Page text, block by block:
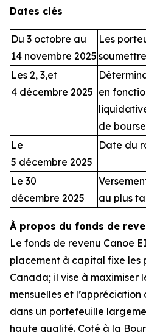
Dates clés
Du 3 octobre au
14 novembre 2025
Les
Les 2, 3,et
4 décembre 2025 en
de
Le
5 décembre 2025
Date du
Le 30
décembre 2025
au plus
À propos du fonds de
Le fonds de revenu Canoe
placement à capital fixe les
Canada; il vise à maximiser
mensuelles et
dans un portefeuille
haute qualité. Coté à la